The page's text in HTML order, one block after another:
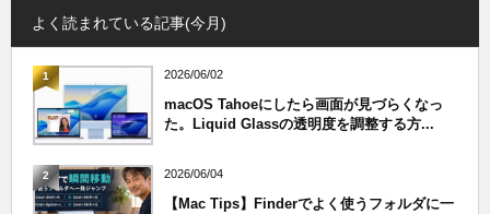
よく読まれている記事(今月)
1 2026/06/02
macOS Tahoeにしたら画面が見づらくなっ
た。Liquid Glassの透明度を調整する方...
2 2026/06/04
【Mac Tips】Finderでよく使うフォルダに一